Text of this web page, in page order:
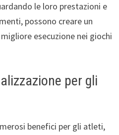
le loro prestazioni e
possono creare un
esecuzione nei giochi
per gli
benefici per gli atleti,